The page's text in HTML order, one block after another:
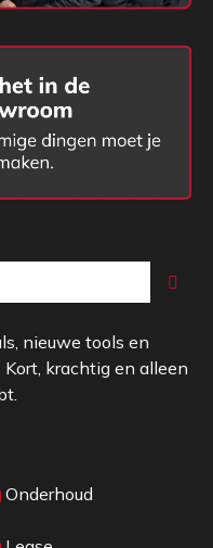
nieuwe tools en
krachtig en alleen
Onderhoud